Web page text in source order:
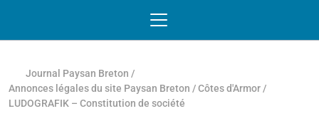
Journal Paysan Breton /
Annonces légales du site Paysan Breton /Côtes d'Armor /
LUDOGRAFIK – Constitution de société